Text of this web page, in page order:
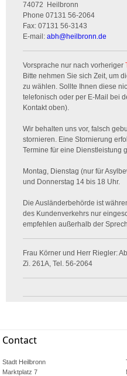
74072
Heilbronn
Phone 07131 56-2064
Fax: 07131 56-3143
E-mail: abh@heilbronn.de
Vorsprache nur nach vorheriger
Bitte nehmen Sie sich Zeit, um
zu wählen. Sollte Ihnen diese
telefonisch oder per E-Mail bei
Kontakt oben).
Wir behalten uns vor, falsch
stornieren. Eine Stornierung
Termine für eine Dienstleistung
Montag, Dienstag (nur für
und Donnerstag 14 bis 18 Uhr.
Die Ausländerbehörde ist
des Kundenverkehrs nur
empfehlen außerhalb der
Frau Körner und Herr Riegler:
Zi. 261A, Tel. 56-2064
Contact
Stadt Heilbronn
Marktplatz 7